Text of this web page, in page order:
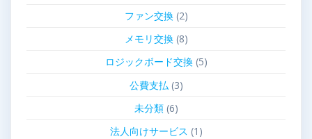
ファン交換(2)
メモリ交換(8)
ロジックボード交換(5)
公費支払(3)
未分類(6)
法人向けサービス (1)